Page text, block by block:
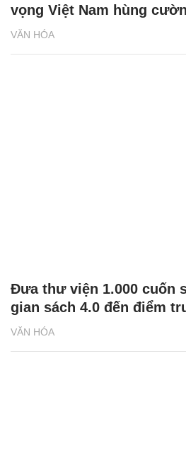
VĂN HÓA
vọng Việt Nam hùng
VĂN HÓA
Đưa thư viện 1.000 cuốn
gian sách 4.0 đến điểm